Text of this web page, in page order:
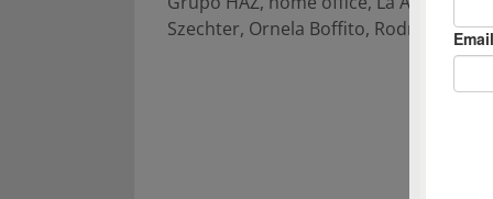
Szechter, Ornela Boffito, Rodrigo